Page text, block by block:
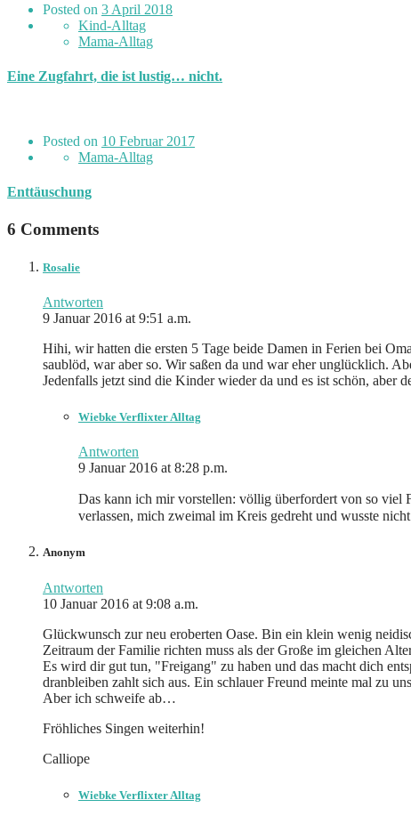
Posted on 3 April 2018
Kind-Alltag
Mama-Alltag
Eine Zugfahrt, die ist lustig… nicht.
Posted on 10 Februar 2017
Mama-Alltag
Enttäuschung
6 Comments
Rosalie
Antworten
9 Januar 2016 at 9:51 a.m.
Hihi, wir hatten die ersten 5 Tage beide Damen in Ferien bei
saublöd, war aber so. Wir saßen da und war eher unglücklich.
Jedenfalls jetzt sind die Kinder wieder da und es ist schön,
Wiebke Verflixter Alltag
Antworten
9 Januar 2016 at 8:28 p.m.
Das kann ich mir vorstellen: völlig überfordert von so viel
verlassen, mich zweimal im Kreis gedreht und wusste
Anonym
Antworten
10 Januar 2016 at 9:08 a.m.
Glückwunsch zur neu eroberten Oase. Bin ein klein wenig
Zeitraum der Familie richten muss als der Große im gleichen
Es wird dir gut tun, "Freigang" zu haben und das macht dich
dranbleiben zahlt sich aus. Ein schlauer Freund meinte mal zu
Aber ich schweife ab…
Fröhliches Singen weiterhin!
Calliope
Wiebke Verflixter Alltag